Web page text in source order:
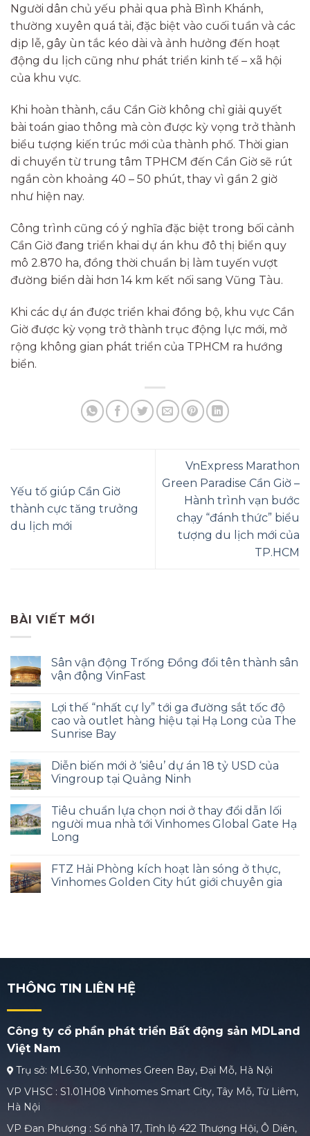
Người dân chủ yếu phải qua phà Bình Khánh,
thường xuyên quá tải, đặc biệt vào cuối tuần và các
dịp lễ, gây ùn tắc kéo dài và ảnh hưởng đến hoạt
động du lịch cũng như phát triển kinh tế – xã hội
của khu vực.
Khi hoàn thành, cầu Cần Giờ không chỉ giải quyết
bài toán giao thông mà còn được kỳ vọng trở thành
biểu tượng kiến trúc mới của thành phố. Thời gian
di chuyển từ trung tâm TPHCM đến Cần Giờ sẽ rút
ngắn còn khoảng 40 – 50 phút, thay vì gần 2 giờ
như hiện nay.
Công trình cũng có ý nghĩa đặc biệt trong bối cảnh
Cần Giờ đang triển khai dự án khu đô thị biển quy
mô 2.870 ha, đồng thời chuẩn bị làm tuyến vượt
đường biển dài hơn 14 km kết nối sang Vũng Tàu.
Khi các dự án được triển khai đồng bộ, khu vực Cần
Giờ được kỳ vọng trở thành trục động lực mới, mở
rộng không gian phát triển của TPHCM ra hướng
biển.
Yếu tố giúp Cần Giờ
thành cực tăng trưởng
du lịch mới
VnExpress Marathon
Green Paradise Cần Giờ –
Hành trình vạn bước
chạy “đánh thức” biểu
tượng du lịch mới của
TP.HCM
BÀI VIẾT MỚI
Sân vận động Trống Đồng đổi tên thành sân
vận động VinFast
Lợi thế “nhất cự ly” tới ga đường sắt tốc độ
cao và outlet hàng hiệu tại Hạ Long của The
Sunrise Bay
Diễn biến mới ở ‘siêu’ dự án 18 tỷ USD của
Vingroup tại Quảng Ninh
Tiêu chuẩn lựa chọn nơi ở thay đổi dẫn lối
người mua nhà tới Vinhomes Global Gate Hạ
Long
FTZ Hải Phòng kích hoạt làn sóng ở thực,
Vinhomes Golden City hút giới chuyên gia
THÔNG TIN LIÊN HỆ
Công ty cổ phần phát triển Bất động sản MDLand
Việt Nam
Trụ sở: ML6-30, Vinhomes Green Bay, Đại Mỗ, Hà Nội
VP VHSC : S1.01H08 Vinhomes Smart City, Tây Mỗ, Từ Liêm,
Hà Nội
VP Đan Phượng : Số nhà 17, Tỉnh lộ 422 Thượng Hội, Ô Diên,